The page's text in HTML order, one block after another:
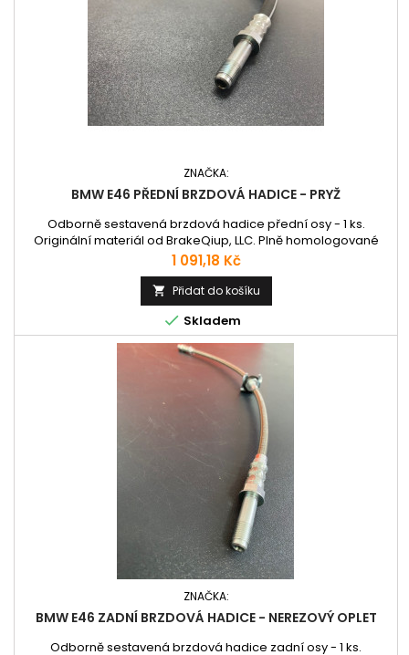
ZNAČKA:
BMW E46 PŘEDNÍ BRZDOVÁ HADICE - PRYŽ
Odborně sestavená brzdová hadice přední osy - 1 ks.
Originální materiál od BrakeQiup, LLC. Plně homologované
pro evropské silnice.
Cena
1 091,18 Kč
 Přidat do košíku
 Skladem
ZNAČKA:
BMW E46 ZADNÍ BRZDOVÁ HADICE - NEREZOVÝ OPLET
Odborně sestavená brzdová hadice zadní osy - 1 ks.